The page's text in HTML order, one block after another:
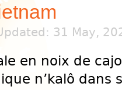
31 May,
en noix de
n’kalô dans